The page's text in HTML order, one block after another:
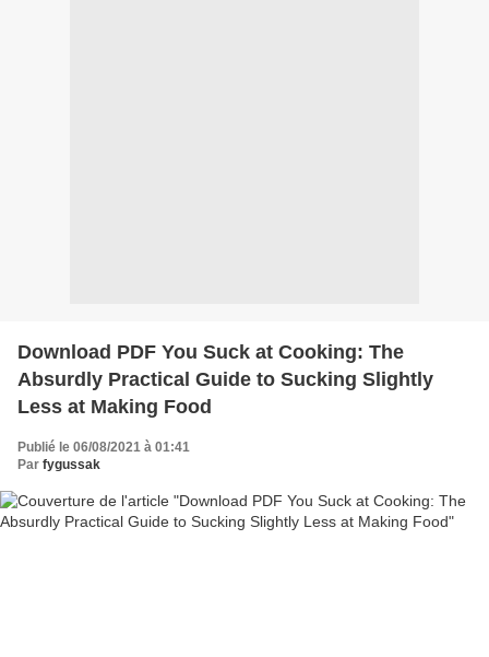
Download PDF You Suck at Cooking: The
Absurdly Practical Guide to Sucking Slightly
Less at Making Food
Publié le 06/08/2021 à 01:41
Par fygussak